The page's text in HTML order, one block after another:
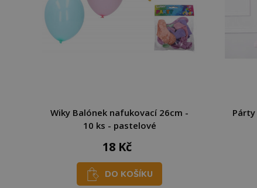
Wiky Balónek nafukovací 26cm -
10 ks - pastelové
18 Kč
DO KOŠÍKU